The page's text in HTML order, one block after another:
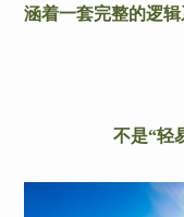
涵着一套完整的逻辑
不是“轻